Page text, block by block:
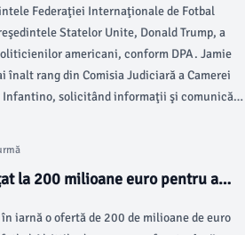
Federaţiei Internaţionale de Fotbal
Statelor Unite, Donald Trump, a
americani, conform DPA. Jamie
înalt rang din Comisia Judiciară a Camerei
Infantino, solicitând informaţii şi comunicări
la 200 milioane euro pentru a
iarnă o ofertă de 200 de milioane de euro